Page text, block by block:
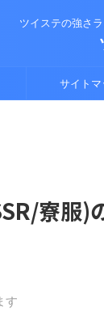
ツイステの強さ
サイトマ
寮服)
す